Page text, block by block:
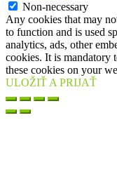
Non-necessary
Any cookies that may
to function and is used
analytics, ads, other
cookies. It is mandatory
these cookies on your
ULOŽIŤ A PRIJAŤ